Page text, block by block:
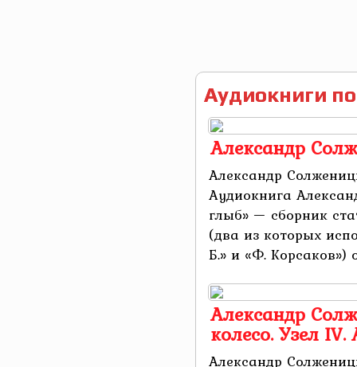
Аудиокниги
Александр
Александр
Аудиокнига
глыб» — сборник
(два из которых
Б.» и «Ф.
Александр
колесо. Узел
Александр